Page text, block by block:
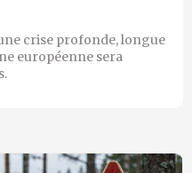
crise profonde, longue
européenne sera